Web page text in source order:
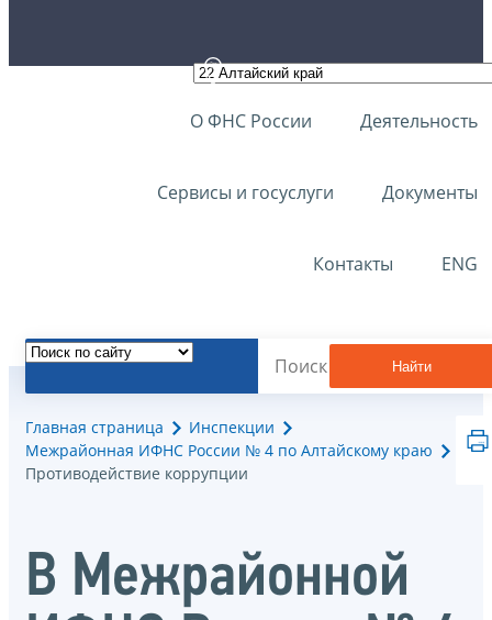
О ФНС России Деятельность
Сервисы и госуслуги Документы
Контакты ENG
Найти
Главная страница
Инспекции
Межрайонная ИФНС России № 4 по Алтайскому краю
Противодействие коррупции
В Межрайонной